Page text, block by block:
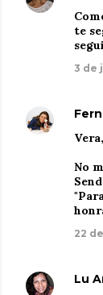
te
3 de
Vera,
No
22
Lu